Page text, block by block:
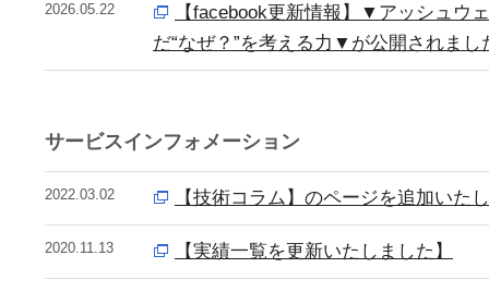
2026.05.22
【facebook更新情報】▼アッシュウ
だ“なぜ？”を考える力▼が公開されまし
サービスインフォメーション
2022.03.02 【技術コラム】のページを追加いた
2020.11.13 【実績一覧を更新いたしました】